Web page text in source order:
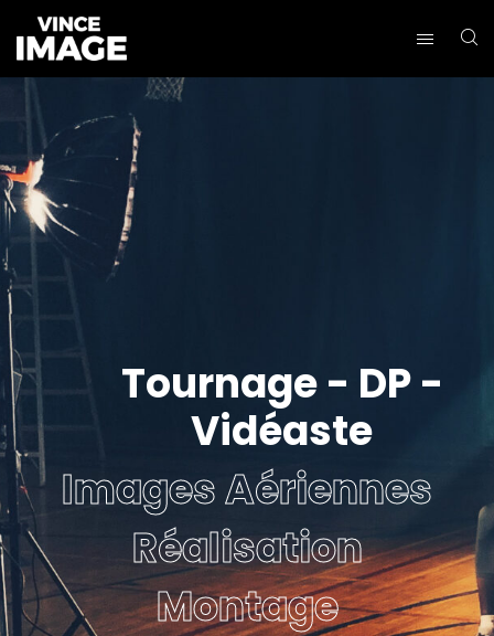
Images Aériennes
Réalisation
Montage